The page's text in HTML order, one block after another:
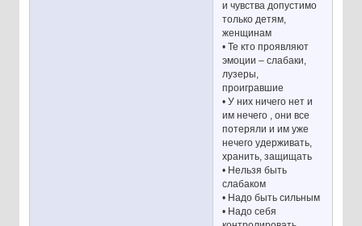
и чувства допустимо
только детям,
женщинам
• Те кто проявляют
эмоции – слабаки,
лузеры,
проигравшие
• У них ничего нет и
им нечего , они все
потеряли и им уже
нечего удерживать,
хранить, защищать
• Нельзя быть
слабаком
• Надо быть сильным
• Надо себя